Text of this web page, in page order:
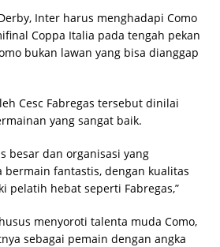
Inter harus menghadapi Como
Coppa Italia pada tengah pekan
bukan lawan yang bisa dianggap
Cesc Fabregas tersebut dinilai
yang sangat baik.
besar dan organisasi yang
bermain fantastis, dengan kualitas
pelatih hebat seperti Fabregas,”
menyoroti talenta muda Como,
sebagai pemain dengan angka